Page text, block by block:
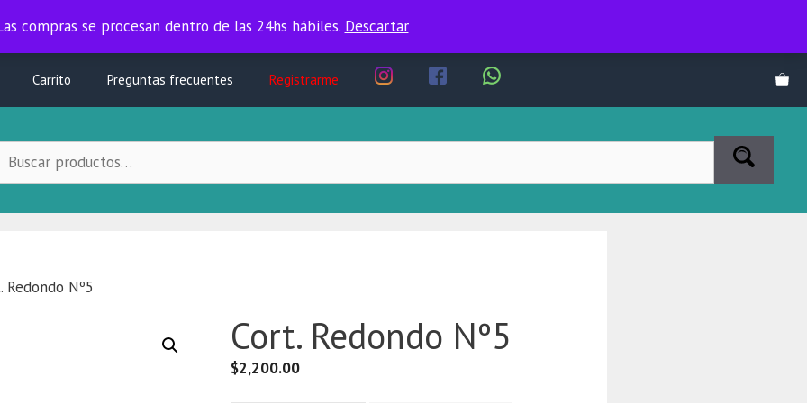
Las compras se procesan dentro de las 24hs hábiles.
compras se procesan dentro de las 24hs hábiles. Descartar
Carrito Preguntas frecuentes Registrarme
Local:
Redondo Nº5
Cort. Redondo Nº5
$2,200.00